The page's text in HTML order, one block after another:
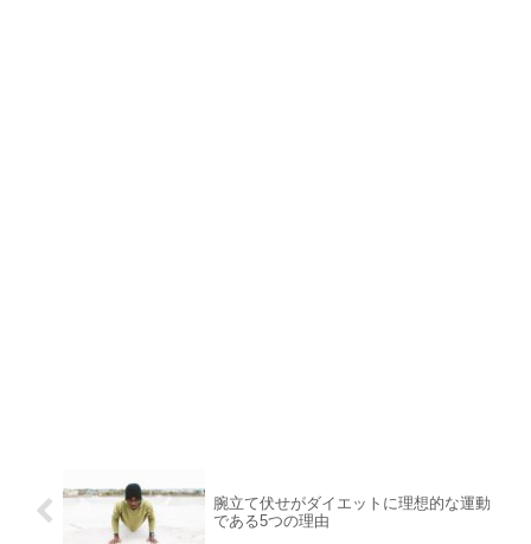
腕立て伏せがダイエットに理想的な運動
である5つの理由